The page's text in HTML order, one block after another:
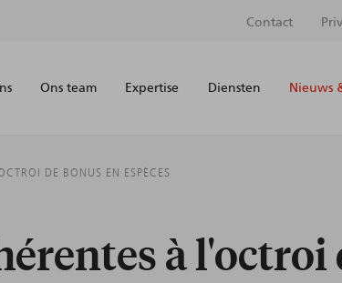
Contact
Ons team Expertise Diensten Nieuws
DE BONUS EN ESPÈCES
à l'octroi